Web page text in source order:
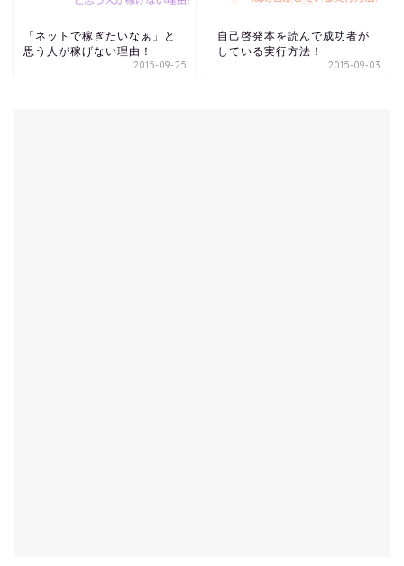
「ネットで稼ぎたいなぁ」と
思う人が稼げない理由！
2015-09-25
自己啓発本を読んで成功者が
している実行方法！
2015-09-03